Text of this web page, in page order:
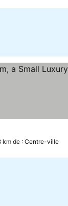
km de : Centre-ville